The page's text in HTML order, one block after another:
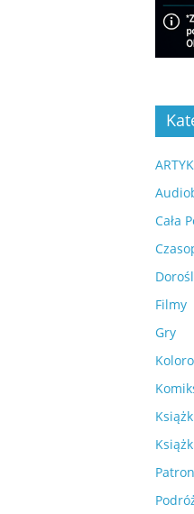
Cała
Filmy
Gry